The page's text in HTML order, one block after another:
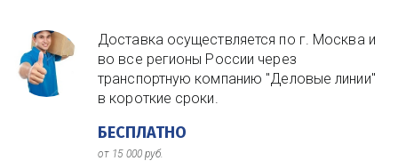
БЕСПЛАТНО
от 15 000 руб.
Доставка осуществляется по г. Москва и
во все регионы России через
транспортную компанию "Деловые линии"
в короткие сроки.